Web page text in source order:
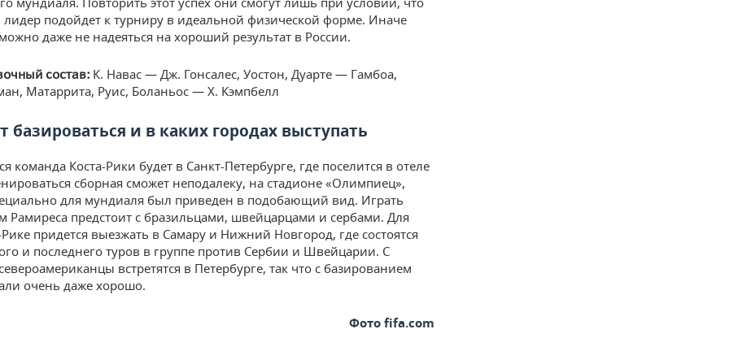
подойдет к турниру в идеальной физической форме. Иначе
даже не надеяться на хороший результат в России.
состав: К. Навас — Дж. Гонсалес, Уостон, Дуарте — Гамбоа,
Матаррита, Руис, Боланьос — Х. Кэмпбелл
базироваться и в каких городах выступать
команда Коста-Рики будет в Санкт-Петербурге, где поселится в отеле
сборная сможет неподалеку, на стадионе «Олимпиец»,
для мундиаля был приведен в подобающий вид. Играть
Рамиреса предстоит с бразильцами, швейцарцами и сербами. Для
Рике придется выезжать в Самару и Нижний Новгород, где состоятся
и последнего туров в группе против Сербии и Швейцарии. С
встретятся в Петербурге, так что с базированием
очень даже хорошо.
Фото fifa.com